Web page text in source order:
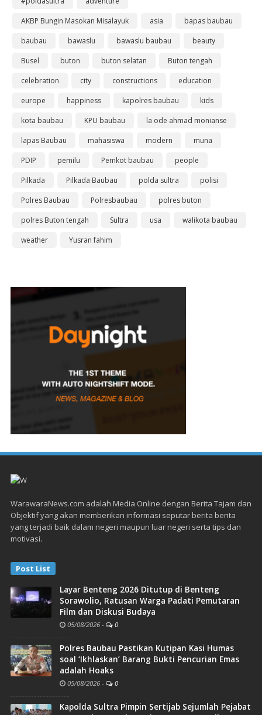
AKBP Bungin Masokan Misalayuk
asia
bapas baubau
baubau
bawaslu bawaslu baubau
beauty
Busel
buton buton selatan
Buton tengah
celebration
city constructions
education
europe
happiness kapolres baubau
kids
kota baubau
KPU baubau
la ode ahmad monianse
lapas Baubau
mahasiswa modern
muna
PDIP
pemilu Pemkot baubau
people
Pilkada
Pilkada Baubau polda sultra
polisi
Polres Baubau
Polresbaubau
polres buton
polres Buton tengah
Sultra usa
walikota baubau
weather
Yusran fahim
WarawaraNews.com adalah Media Online dengan Berita Tajam dan
Objektif yang akan memberikan informasi seputar berita berita
yang terjadi baik dalam negeri maupun luar negeri serta tips dan
motivasi.
Post List
Layar Benteng 2026 Ditutup di Benteng
Sorawolio, Ratusan Warga Padati Pemutaran
Film dan Diskusi Budaya
05/08/2026 - 0
Polres Baubau Pastikan Kutipan Kasi Humas
soal ‘Ikhlaskan’ Barang Bukti Pencurian Emas
adalah Hoaks
05/08/2026 - 0
Kapolda Sultra Pimpin Sertijab Sejumlah Pejabat